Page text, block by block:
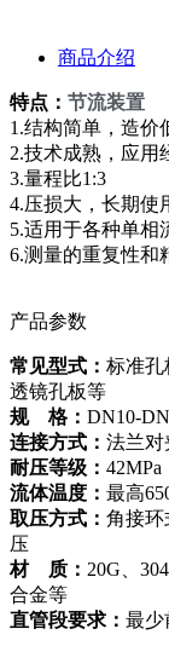
商品介绍
特点： 节流装置
1.结构简单，造价
2.技术成熟，应用
3.量程比1:3
4.压损大，长期使
5.适用于各种单相
6.测量的重复性和
产品参数
常见型式： 标准孔
透镜孔板等
规 格： DN10-
连接方式： 法兰对
耐压等级： 42MPa
流体温度： 最高
取压方式： 角接环
压
材 质： 20G、
合金等
直管段要求： 最少